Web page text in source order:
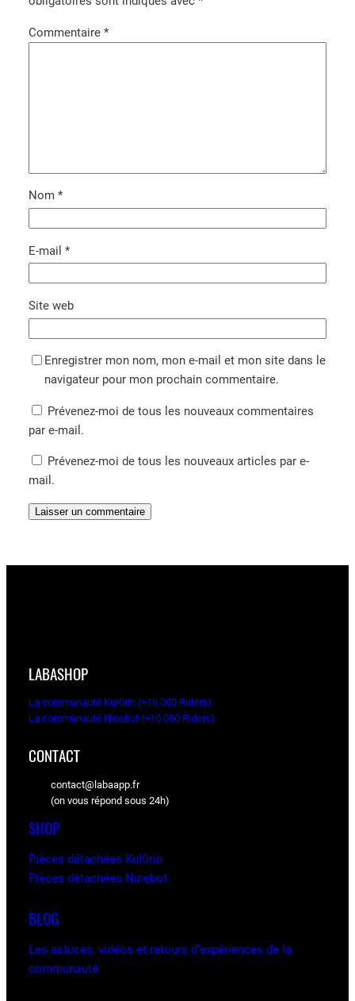
Commentaire *
Nom *
E-mail *
Site web
Enregistrer mon nom, mon e-mail et mon site dans le
navigateur pour mon prochain commentaire.
Prévenez-moi de tous les nouveaux commentaires
par e-mail.
Prévenez-moi de tous les nouveaux articles par e-
mail.
LABASHOP
La communauté KuKirin (+16 000 Riders)
La communauté Ninebot (+10 000 Riders)
CONTACT
contact@labaapp.fr
(on vous répond sous 24h)
SHOP
Pièces détachées KuKirin
Pièces détachées Ninebot
BLOG
Les astuces, vidéos et retours d’expériences de la
communauté